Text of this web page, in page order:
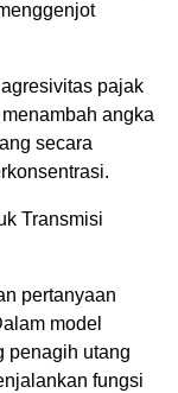
pajak
angka
secara
Transmisi
pertanyaan
model
penagih utang
fungsi